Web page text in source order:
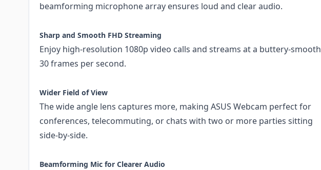
beamforming microphone array ensures loud and clear audio.
Sharp and Smooth FHD Streaming
Enjoy high-resolution 1080p video calls and streams at a buttery-smooth
30 frames per second.
Wider Field of View
The wide angle lens captures more, making ASUS Webcam perfect for
conferences, telecommuting, or chats with two or more parties sitting
side-by-side.
Beamforming Mic for Clearer Audio